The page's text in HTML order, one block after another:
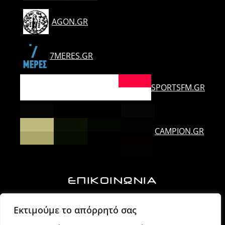
Εκτιμούμε το απόρρητό σας
AGON.GR
7MERES.GR
SPORTSFM.GR
CAMPION.GR
ΕΠΙΚΟΙΝΩΝΙΑ